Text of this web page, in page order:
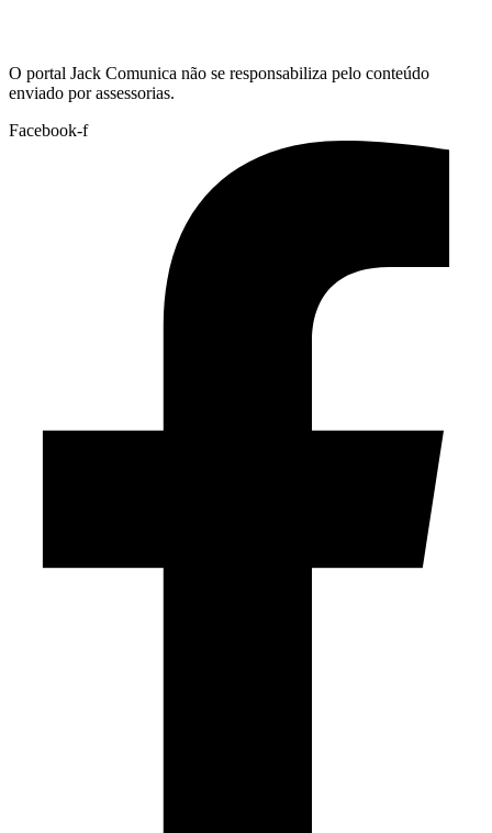
O portal Jack Comunica não se responsabiliza pelo conteúdo
enviado por assessorias.
Facebook-f